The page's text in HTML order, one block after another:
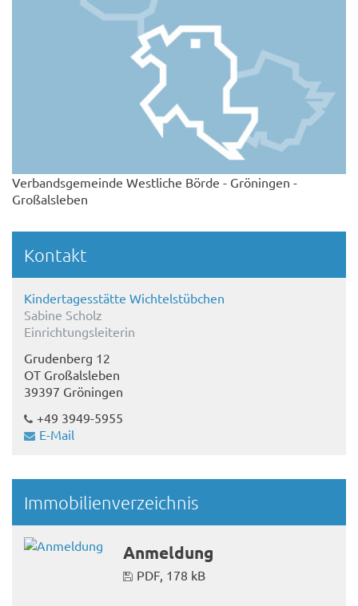
Verbandsgemeinde Westliche Börde - Gröningen -
Großalsleben
Kontakt
Kindertagesstätte Wichtelstübchen
Sabine Scholz
Einrichtungsleiterin
Grudenberg 12
OT Großalsleben
39397 Gröningen
+49 3949-5955
E-Mail
Immobilienverzeichnis
Anmeldung
PDF, 178 kB